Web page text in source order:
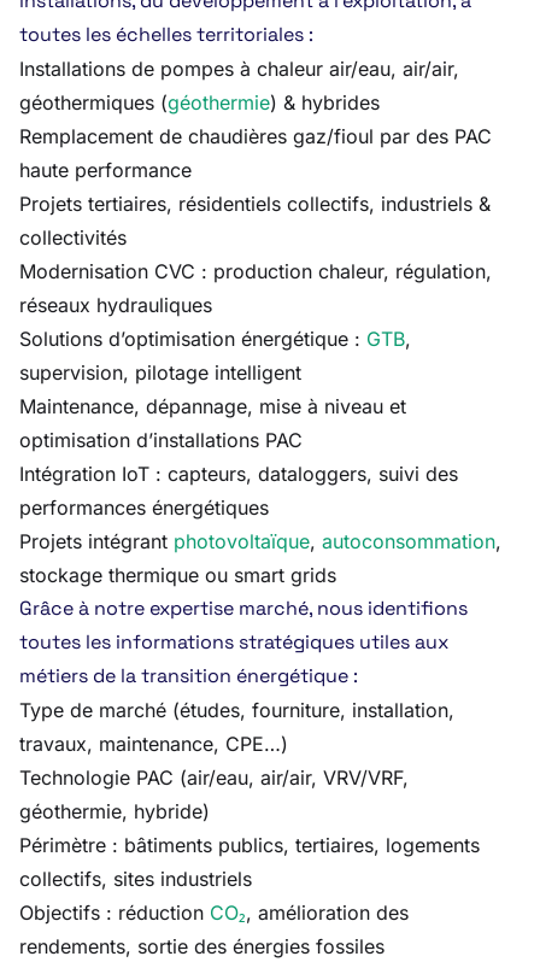
toutes les échelles territoriales :
Installations de pompes à chaleur air/eau, air/air,
géothermiques (géothermie) & hybrides
Remplacement de chaudières gaz/fioul par des PAC
haute performance
Projets tertiaires, résidentiels collectifs, industriels &
collectivités
Modernisation CVC : production chaleur, régulation,
réseaux hydrauliques
Solutions d’optimisation énergétique : GTB,
supervision, pilotage intelligent
Maintenance, dépannage, mise à niveau et
optimisation d’installations PAC
Intégration IoT : capteurs, dataloggers, suivi des
performances énergétiques
Projets intégrant photovoltaïque, autoconsommation,
stockage thermique ou smart grids
Grâce à notre expertise marché, nous identifions
toutes les informations stratégiques utiles aux
métiers de la transition énergétique :
Type de marché (études, fourniture, installation,
travaux, maintenance, CPE…)
Technologie PAC (air/eau, air/air, VRV/VRF,
géothermie, hybride)
Périmètre : bâtiments publics, tertiaires, logements
collectifs, sites industriels
Objectifs : réduction CO₂, amélioration des
rendements, sortie des énergies fossiles